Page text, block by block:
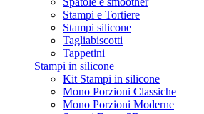
Stampi e Tortiere
Stampi silicone
Tagliabiscotti
Tappetini
Stampi in silicone
Kit Stampi in silicone
Mono Porzioni Classiche
Mono Porzioni Moderne